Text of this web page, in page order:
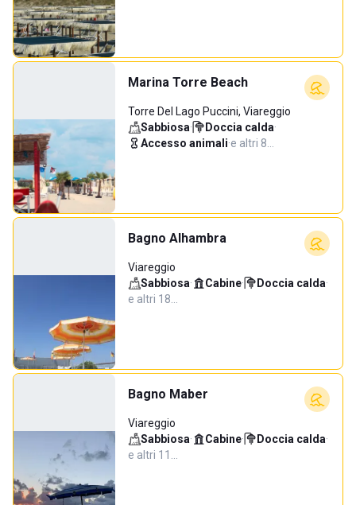
Marina Torre Beach
Torre Del Lago Puccini, Viareggio
Sabbiosa· Doccia calda·
Accesso animali·e altri 8…
Bagno Alhambra
Viareggio
Sabbiosa· Cabine· Doccia calda·
e altri 18…
Bagno Maber
Viareggio
Sabbiosa· Cabine· Doccia calda·
e altri 11…